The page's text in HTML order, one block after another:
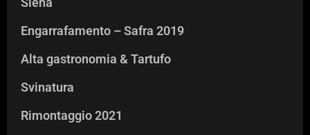
Engarrafamento – Safra 2019
Alta gastronomia & Tartufo
Svinatura
Rimontaggio 2021